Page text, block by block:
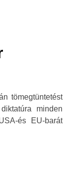
tömegtüntetést
minden
és EU-barát